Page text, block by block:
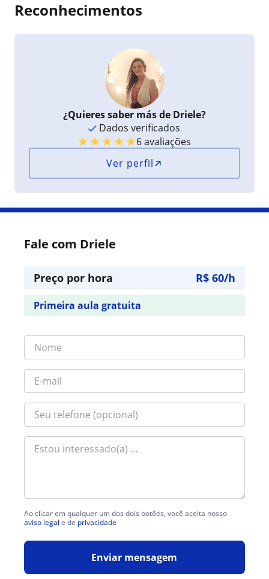
Reconhecimentos
¿Quieres saber más de Driele?
Dados verificados
★★★★★6 avaliações
Ver perfil
Fale com Driele
Preço por hora R$ 60/h
Primeira aula gratuita
Ao clicar em qualquer um dos dois botões, você aceita nosso
aviso legal e de privacidade
Enviar mensagem